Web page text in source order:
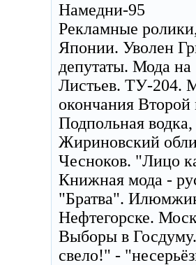
Намедни-95
Рекламные
Японии. Уволен
депутаты. Мода
Листьев. ТУ-204.
окончания
Подпольная
Жириновский
Чесноков. "Лицо
Книжная мода -
"Братва".
Нефтегорске.
Выборы в
свело!" -